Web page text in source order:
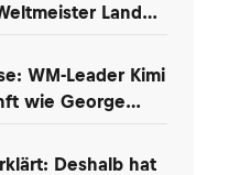
Lando
WM-Leader Kimi
wie George
Deshalb hat